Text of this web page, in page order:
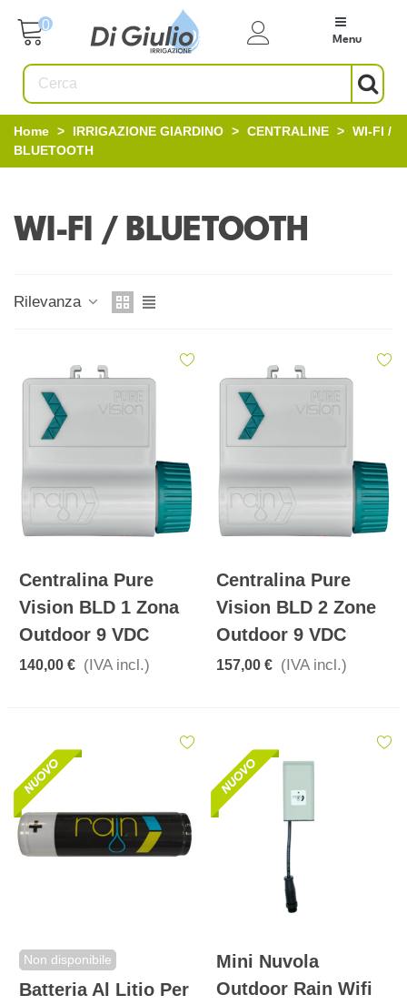
0
Menu
Home > IRRIGAZIONE GIARDINO > CENTRALINE > WI-FI /
BLUETOOTH
WI-FI / BLUETOOTH
Rilevanza
Centralina Pure
Vision BLD 1 Zona
Outdoor 9 VDC
140,00 € (IVA incl.)
Centralina Pure
Vision BLD 2 Zone
Outdoor 9 VDC
157,00 € (IVA incl.)
Non disponibile
Batteria Al Litio Per
Mini Nuvola
Outdoor Rain Wifi